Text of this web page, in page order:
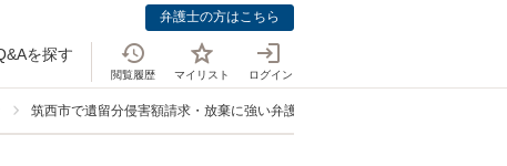
弁護士の方はこちら
を探す
閲覧履歴 マイリスト ログイン
筑西市で遺留分侵害額請求・放棄に強い弁護士